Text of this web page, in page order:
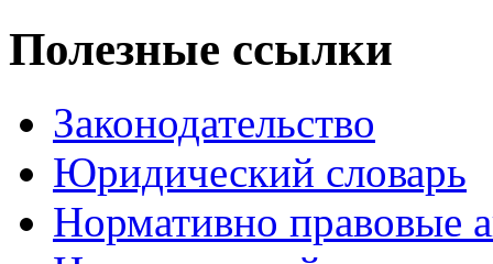
Полезные ссылки
Законодательство
Юридический словарь
Нормативно правовые